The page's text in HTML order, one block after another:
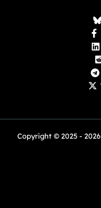
Copyright © 2025 -